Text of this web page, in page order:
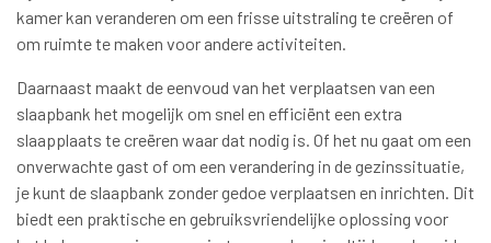
kamer kan veranderen om een frisse uitstraling te creëren of
om ruimte te maken voor andere activiteiten.
Daarnaast maakt de eenvoud van het verplaatsen van een
slaapbank het mogelijk om snel en efficiënt een extra
slaapplaats te creëren waar dat nodig is. Of het nu gaat om een
onverwachte gast of om een verandering in de gezinssituatie,
je kunt de slaapbank zonder gedoe verplaatsen en inrichten. Dit
biedt een praktische en gebruiksvriendelijke oplossing voor